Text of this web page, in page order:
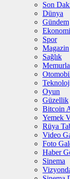
Son
Dünya
Gündem
Ekonomi
Spor
Magazin
Sağlık
Oyun
Güzellik
Bitcoin
Yemek
Rüya
Video
Foto
Haber
Sinema